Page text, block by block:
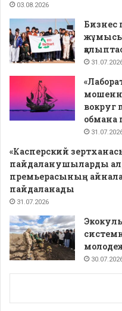
03.08.2026
Бизнес
вокруг
обмана
«Касперский
пайдаланушыларды
премьерасының
пайдаланады
31.07.2026